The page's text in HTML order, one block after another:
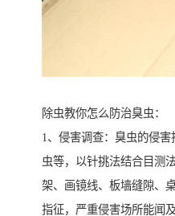
除虫教你怎么防治臭虫：
1、侵害调查：臭虫的侵
虫等，以针挑法结合目测
架、画镜线、板墙缝隙、
指征，严重侵害场所能闻